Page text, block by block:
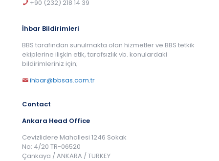
+90 (232) 218 14 39
İhbar Bildirimleri
BBS tarafından sunulmakta olan hizmetler ve BBS tetkik
ekiplerine ilişkin etik, tarafsızlık vb. konulardaki
bildirimleriniz için;
ihbar@bbsas.com.tr
Contact
Ankara Head Office
Cevizlidere Mahallesi 1246 Sokak
No: 4/20 TR-06520
Çankaya / ANKARA / TURKEY